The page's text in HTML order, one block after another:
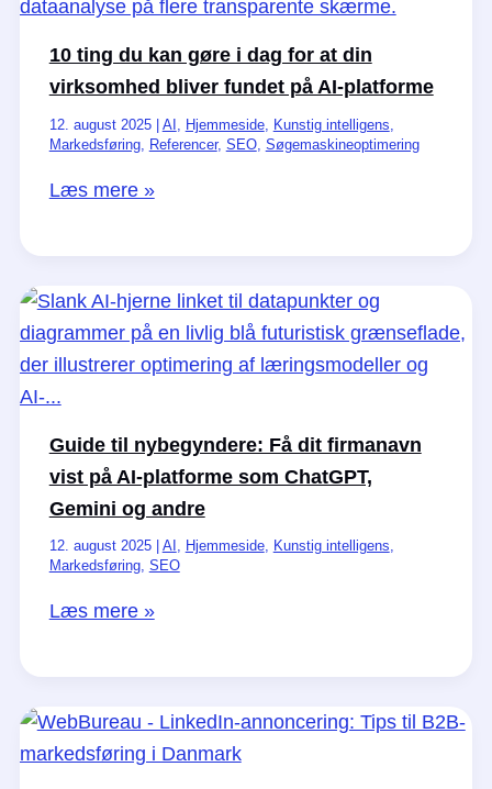
10 ting du kan gøre i dag for at din
virksomhed bliver fundet på AI-platforme
12. august 2025 | AI Hjemmeside, Kunstig intelligens
Markedsføring, Referencer, SEO, Søgemaskineoptimering
10
gøre
i
dag
for
at
din
virksomhed
bliver
fundet
på
Læs mere »
Guide til nybegyndere: Få dit firmanavn
vist på AI-platforme som ChatGPT,
Gemini og andre
12. august 2025 AI , Hjemmeside, Kunstig intelligens,
Markedsføring, SEO
Guide
dit
firmanavn
Læs mere »